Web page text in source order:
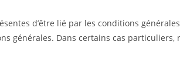
d’être lié par les conditions
générales. Dans certains cas particuliers,